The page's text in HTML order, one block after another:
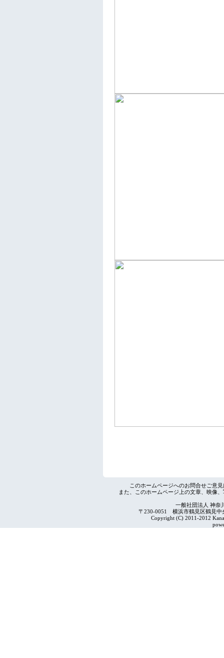
このホームページへのお問合せご意
また、このホームページ上の文章、映像
一般社団法人 神奈
〒230-0051 横浜市鶴見区鶴見
Copyright (C) 2011-2012